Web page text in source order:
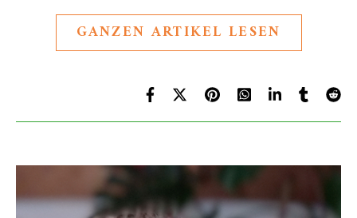
GANZEN ARTIKEL LESEN